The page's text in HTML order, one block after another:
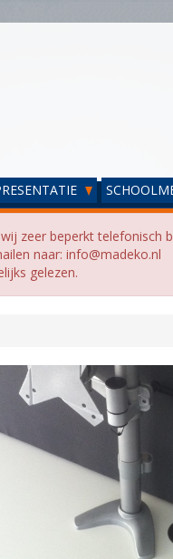
zeer beperkt telefonisch
naar: info@madeko.nl
gelezen.